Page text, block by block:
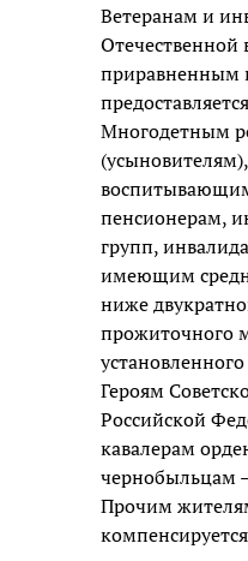
Ветеранам и
Отечественной
приравненным
Многодетным
пенсионерам,
групп,
имеющим
ниже
прожиточного
Героям
Российской
кавалерам
чернобыльцам
Прочим